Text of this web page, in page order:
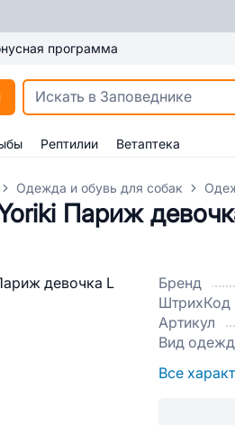
программа
Рептилии Ветаптека
Одежда и обувь для собак
Париж
Бренд
ШтрихКод
Артикул
Вид
Все